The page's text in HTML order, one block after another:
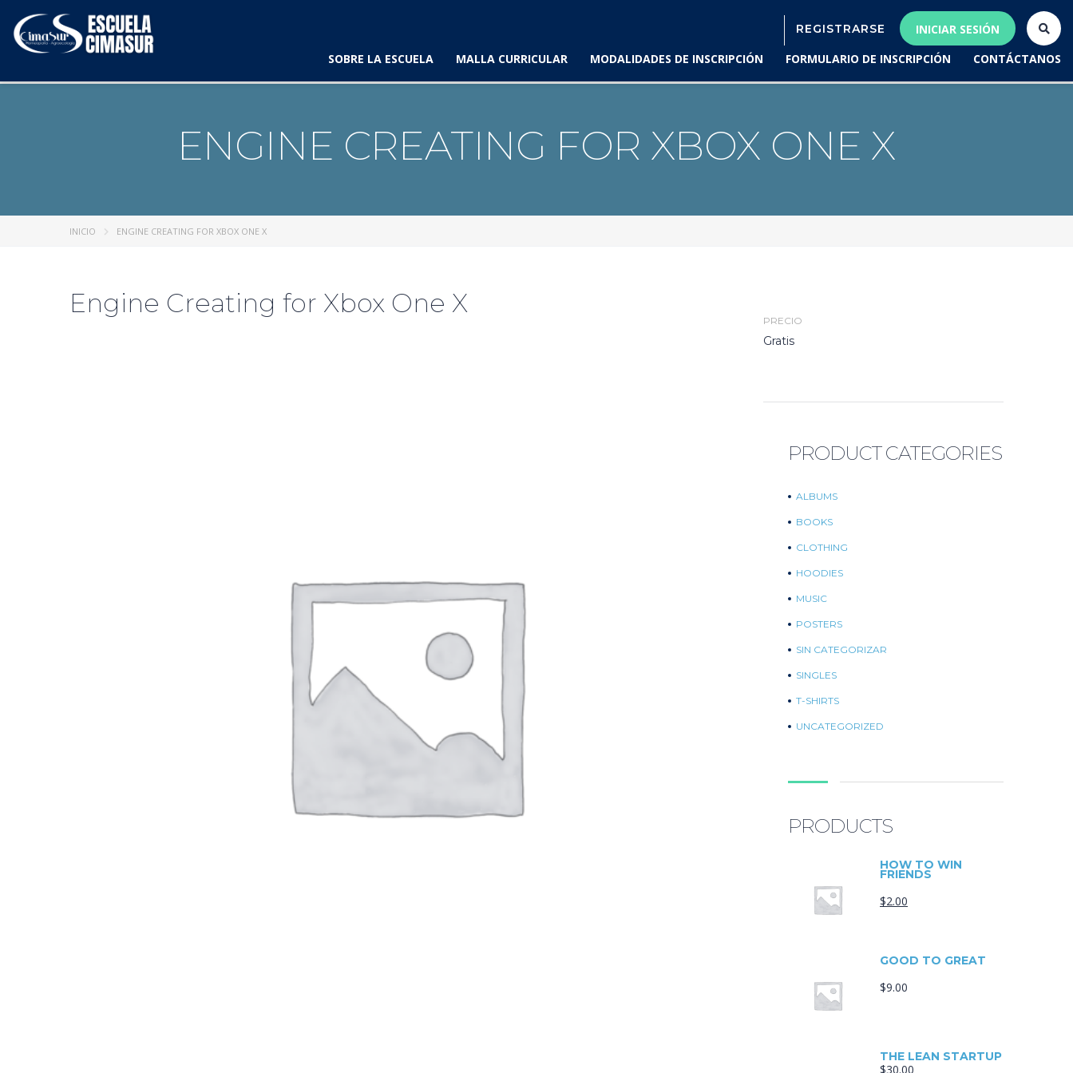
REGISTRARSE
INICIAR SESIÓN
SOBRE LA ESCUELA
MALLA CURRICULAR MODALIDADES DE INSCRIPCIÓN FORMULARIO DE INSCRIPCIÓN CONTÁCTANOS
ENGINE CREATING FOR XBOX ONE X
INICIO ENGINE CREATING FOR XBOX ONE X
Engine Creating for Xbox One X
PRECIO
Gratis
PRODUCT CATEGORIES
ALBUMS
BOOKS
CLOTHING
HOODIES
MUSIC
POSTERS
SIN CATEGORIZAR
SINGLES
T-SHIRTS
UNCATEGORIZED
PRODUCTS
HOW TO WIN
FRIENDS
$2.00
GOOD TO GREAT
$9.00
THE LEAN STARTUP
$30.00